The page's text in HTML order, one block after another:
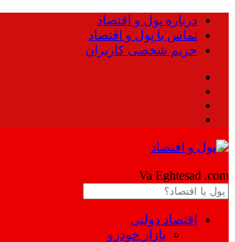
درباره پول و اقتصاد
تماس با پول و اقتصاد
حریم شخصی کاربران
Va Eghtesad .com
اقتصاد دولتی
بازار خودرو